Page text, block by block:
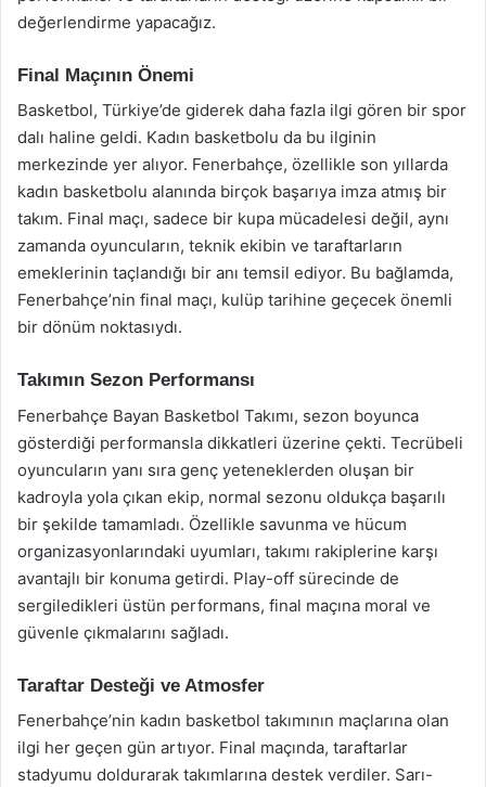
değerlendirme yapacağız.
Final Maçının Önemi
Basketbol, Türkiye’de giderek daha fazla ilgi gören bir spor
dalı haline geldi. Kadın basketbolu da bu ilginin
merkezinde yer alıyor. Fenerbahçe, özellikle son yıllarda
kadın basketbolu alanında birçok başarıya imza atmış bir
takım. Final maçı, sadece bir kupa mücadelesi değil, aynı
zamanda oyuncuların, teknik ekibin ve taraftarların
emeklerinin taçlandığı bir anı temsil ediyor. Bu bağlamda,
Fenerbahçe’nin final maçı, kulüp tarihine geçecek önemli
bir dönüm noktasıydı.
Takımın Sezon Performansı
Fenerbahçe Bayan Basketbol Takımı, sezon boyunca
gösterdiği performansla dikkatleri üzerine çekti. Tecrübeli
oyuncuların yanı sıra genç yeteneklerden oluşan bir
kadroyla yola çıkan ekip, normal sezonu oldukça başarılı
bir şekilde tamamladı. Özellikle savunma ve hücum
organizasyonlarındaki uyumları, takımı rakiplerine karşı
avantajlı bir konuma getirdi. Play-off sürecinde de
sergiledikleri üstün performans, final maçına moral ve
güvenle çıkmalarını sağladı.
Taraftar Desteği ve Atmosfer
Fenerbahçe’nin kadın basketbol takımının maçlarına olan
ilgi her geçen gün artıyor. Final maçında, taraftarlar
stadyumu doldurarak takımlarına destek verdiler. Sarı-